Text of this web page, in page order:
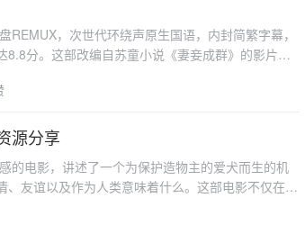
download"
type="info" content="点此下载"/}
深刻的表演，共同构建了一个真实而动人的故事世
深度超出了简单的情节演绎，他们通过细微的表情
次，使得整个故事更加丰满和立体。技术制作与观看
分辨率确保了画面的清晰度，而内封的简繁中
制得当，在展现社会现实沉重面的同时，也不乏轻
于压抑。配乐的选择与画面情绪高度契合，在关键
download"
感风暴。三个愿望的奇妙旅程精灵的存在意味着可
设定，却成为了嘉盈与精灵之间冲突的源头。嘉盈
为自己需要依靠什么虚无缥缈的愿望来改变生活。
开玩笑地许下了愿望。当愿望以超出想象的方式实
化。在共同经历了第一个愿望带来的混乱后，嘉盈
阂开始融化，嘉盈冰山般的外表下，渐渐流露出一
现，嘉盈与精灵之间的关系也在悄然发生变化。最
REMUX，次世代环绕声原生国语，内封简繁字幕，
8.8分。这部改编自苏童小说《妻妾成群》的影片，
自己的屋子前，等待下人送来的意味被老爷“临幸”
，还获得了国内外多个奖项的提名和获奖。影片通
代》中饰演颂莲，这是她与张艺谋合作的第三部作
界演绎得淋漓尽致。她不仅成功塑造了一个从天真
源分享
的电影，讲述了一个为保护造物主的爱犬而生的机
友谊以及作为人类意味着什么。这部电影不仅在视